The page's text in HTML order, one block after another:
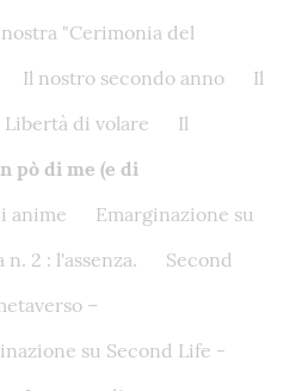
nostra "Cerimonia del
Il nostro secondo anno
Il
Libertà di volare
Il
pò di me (e di
anime
Emarginazione su
2 : l'assenza.
Second
–
su Second Life -